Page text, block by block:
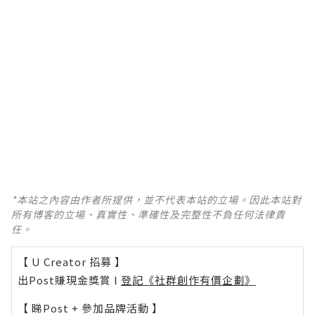
*本站之內容由作者所提供，並不代表本站的立場。因此本站對
所有博客的立場、真實性、準確性及完整性不負任何法律責
任。
【 U Creator 招募 】
出Post賺現金獎賞 l 登記《社群創作有價企劃》
【 睇Post + 參加品牌活動 】